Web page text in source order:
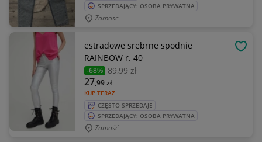
SPRZEDAJĄCY: OSOBA PRYWATNA
Zamosc
estradowe srebrne spodnie
RAINBOW r. 40
-68% 89,99 zł
KUP TERAZ
27,99zł
CZĘSTO SPRZEDAJE
SPRZEDAJĄCY: OSOBA PRYWATNA
Zamość